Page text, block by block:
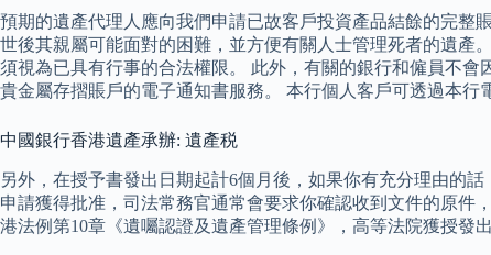
預期的遺產代理人應向我們申請已故客戶投資產品結餘的完整
世後其親屬可能面對的困難，並方便有關人士管理死者的遺產
須視為已具有行事的合法權限。 此外，有關的銀行和僱員不
貴金屬存摺賬戶的電子通知書服務。 本行個人客戶可透過本行
中國銀行香港遺產承辦: 遺產税
另外，在授予書發出日期起計6個月後，如果你有充分理由的
申請獲得批准，司法常務官通常會要求你確認收到文件的原件
港法例第10章《遺囑認證及遺產管理條例》，高等法院獲授發